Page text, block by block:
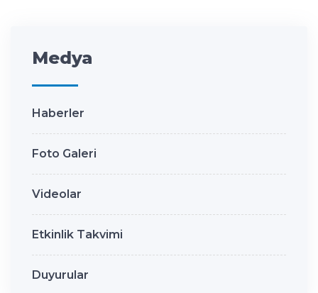
Medya
Haberler
Foto Galeri
Videolar
Etkinlik Takvimi
Duyurular